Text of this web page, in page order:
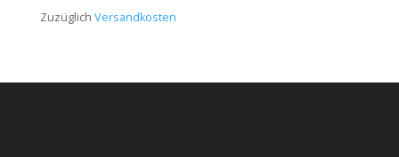
Zuzüglich Versandkosten